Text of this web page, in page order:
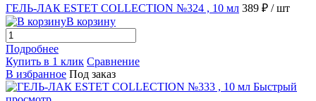
ГЕЛЬ-ЛАК ESTET COLLECTION №324 , 10 мл 389 ₽ / шт
В корзину
Подробнее
Купить в 1 клик Сравнение
В избранное Под заказ
Быстрый